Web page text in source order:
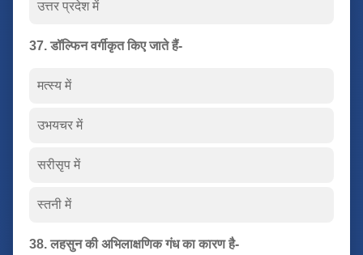
उत्तर प्रदेश में
37. डॉल्फिन वर्गीकृत किए जाते हैं-
मत्स्य में
उभयचर में
सरीसृप में
स्तनी में
38. लहसुन की अभिलाक्षणिक गंध का कारण है-